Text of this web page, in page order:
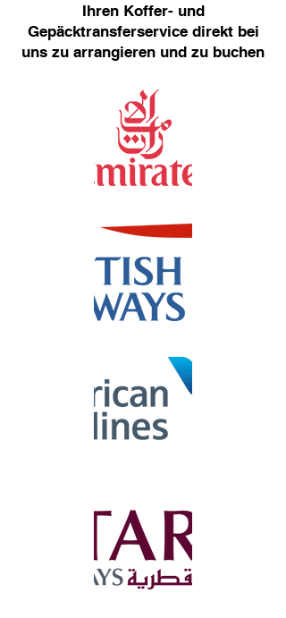
Ihren Koffer- und
Gepäcktransferservice direkt bei
uns zu arrangieren und zu buchen